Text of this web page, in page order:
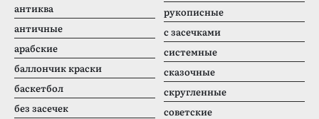
антиква
античные
арабские
баллончик краски
баскетбол
без засечек
рукописные
с засечками
системные
сказочные
скругленные
советские